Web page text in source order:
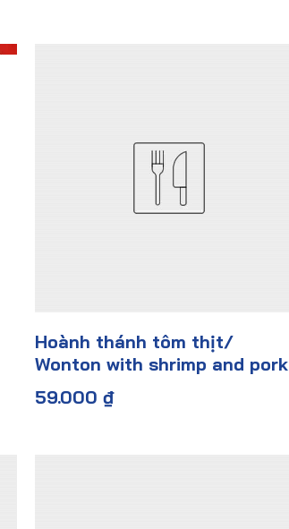
Hoành thánh tôm thịt/
Wonton with shrimp and pork
59.000 ₫